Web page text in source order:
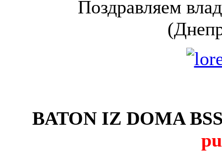
Поздравляем
BATON IZ DOMA